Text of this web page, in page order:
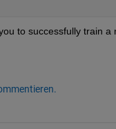
to successfully train a